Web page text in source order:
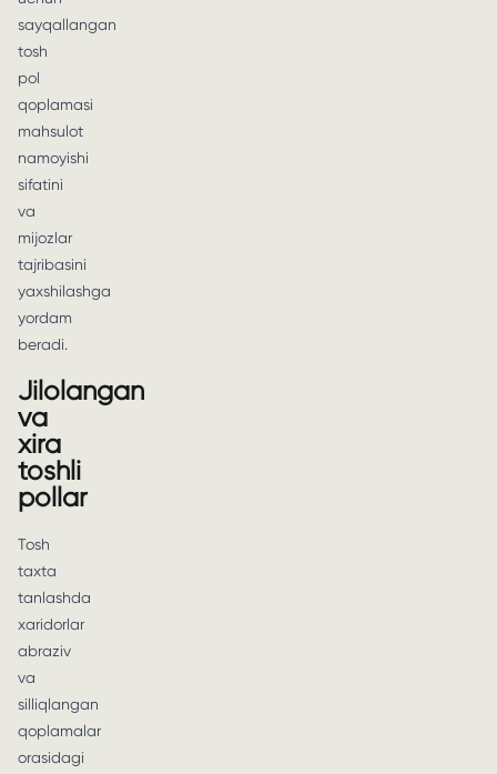
sayqallangan
tosh
pol
qoplamasi
mahsulot
namoyishi
sifatini
va
mijozlar
tajribasini
yaxshilashga
yordam
beradi.
Jilolangan
va
xira
toshli
pollar
Tosh
taxta
tanlashda
xaridorlar
abraziv
va
silliqlangan
qoplamalar
orasidagi